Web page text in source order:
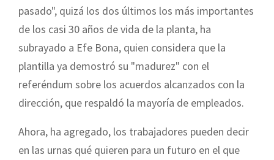
pasado", quizá los dos últimos los más importantes
de los casi 30 años de vida de la planta, ha
subrayado a Efe Bona, quien considera que la
plantilla ya demostró su "madurez" con el
referéndum sobre los acuerdos alcanzados con la
dirección, que respaldó la mayoría de empleados.
Ahora, ha agregado, los trabajadores pueden decir
en las urnas qué quieren para un futuro en el que